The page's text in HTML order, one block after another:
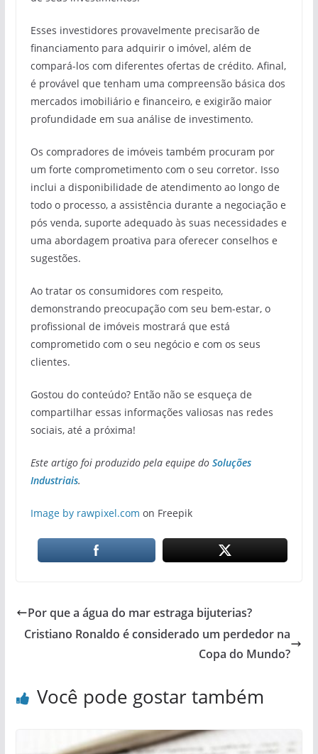
Esses investidores provavelmente precisarão de
financiamento para adquirir o imóvel, além de
compará-los com diferentes ofertas de crédito. Afinal,
é provável que tenham uma compreensão básica dos
mercados imobiliário e financeiro, e exigirão maior
profundidade em sua análise de investimento.
Os compradores de imóveis também procuram por
um forte comprometimento com o seu corretor. Isso
inclui a disponibilidade de atendimento ao longo de
todo o processo, a assistência durante a negociação e
pós venda, suporte adequado às suas necessidades e
uma abordagem proativa para oferecer conselhos e
sugestões.
Ao tratar os consumidores com respeito,
demonstrando preocupação com seu bem-estar, o
profissional de imóveis mostrará que está
comprometido com o seu negócio e com os seus
clientes.
Gostou do conteúdo? Então não se esqueça de
compartilhar essas informações valiosas nas redes
sociais, até a próxima!
Este artigo foi produzido pela equipe do Soluções
Industriais.
Image by rawpixel.com on Freepik
Por que a água do mar estraga bijuterias?
Cristiano Ronaldo é considerado um perdedor na
Copa do Mundo?
Você pode gostar também